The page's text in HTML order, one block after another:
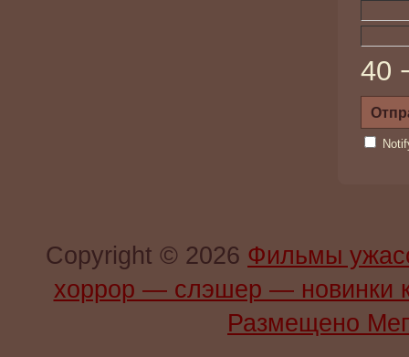
40
Copyright © 2026 Фильмы
хоррор — слэшер —
Размещено